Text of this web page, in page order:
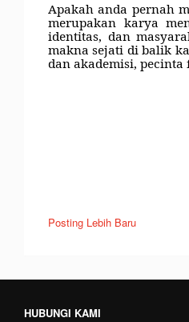
Apakah anda pernah
merupakan karya
identitas, dan
makna sejati di balik
dan akademisi,
Posting Lebih Baru
HUBUNGI KAMI